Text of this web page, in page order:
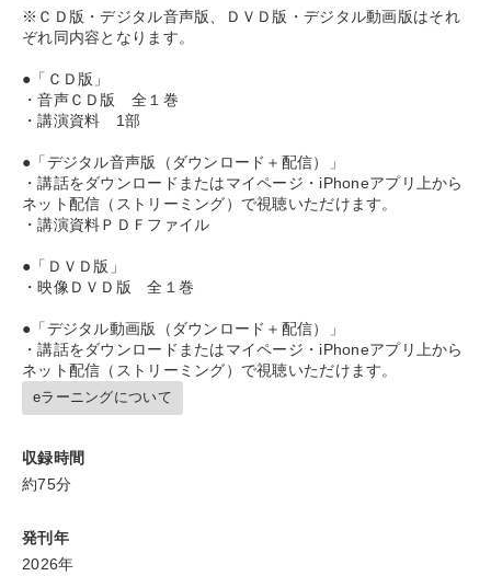
思考法 SDGs
※「更新」を押すと「カテゴリー」「目的別」「キーワード」を更新いただけます。
すべての音声・動画（全2076タイトル）からお探しいただけます
タグ・キーワード
一流人 資産運用
伝統・文化 理念・パーパス 心を磨く
企業文化 FCビジネス 感動講話 成功哲学
通販
※ＣＤ版・デジタル音声版、ＤＶＤ版・デジタル動画版はそれ
ぞれ同内容となります。
●「ＣＤ版」
・音声ＣＤ版 全１巻
・講演資料 1部
●「デジタル音声版（ダウンロード＋配信）」
・講話をダウンロードまたはマイページ・iPhoneアプリ上から
ネット配信（ストリーミング）で視聴いただけます。
・講演資料ＰＤＦファイル
●「ＤＶＤ版」
・映像ＤＶＤ版 全１巻
●「デジタル動画版（ダウンロード＋配信）」
・講話をダウンロードまたはマイページ・iPhoneアプリ上から
ネット配信（ストリーミング）で視聴いただけます。
eラーニングについて
収録時間
約75分
発刊年
2026年